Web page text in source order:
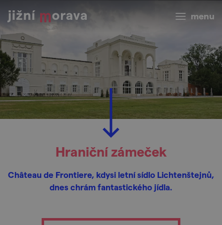
menu
Hraniční zámeček
Château de Frontiere, kdysi letní sídlo Lichtenštejnů,
dnes chrám fantastického jídla.